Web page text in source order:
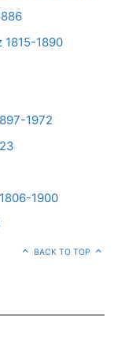
1815-1890
1972
1900
BACK TO TOP